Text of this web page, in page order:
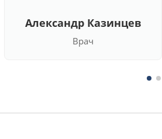
Александр Казинцев
Врач